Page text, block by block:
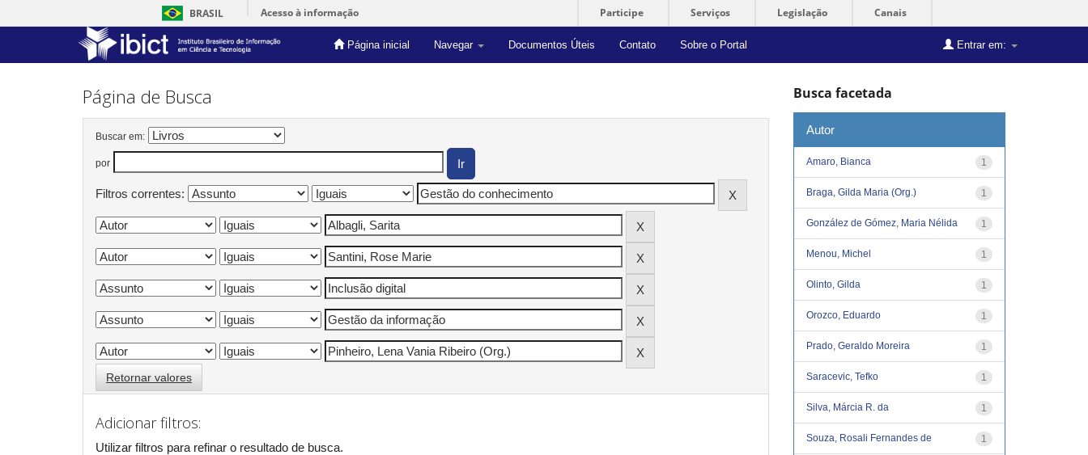
BRASIL Acesso à informação Participe Serviços Legislação Canais
Página inicial Navegar Documentos Úteis Contato Sobre o Portal Entrar em:
Skip
Página de Busca
Buscar em:
por
Filtros correntes:
Retornar valores
Adicionar filtros:
Utilizar filtros para refinar o resultado de busca.
Busca facetada
Autor
1
Amaro, Bianca
1
Braga, Gilda Maria (Org.)
1
González de Gómez, Maria Nélida
1
Menou, Michel
1
Olinto, Gilda
1
Orozco, Eduardo
1
Prado, Geraldo Moreira
1
Saracevic, Tefko
1
Silva, Márcia R. da
1
Souza, Rosali Fernandes de